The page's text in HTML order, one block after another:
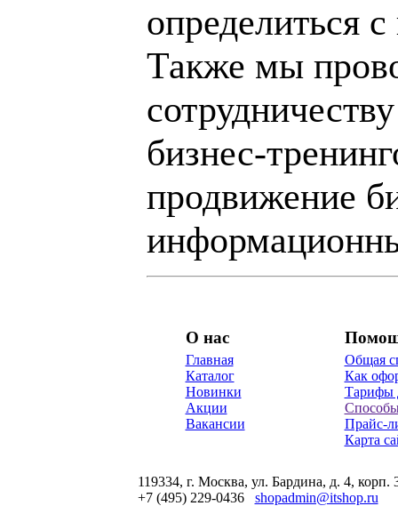
определиться
Также мы
бизнес-
продвижение
О нас
Главная
Каталог
Новинки
Акции
Вакансии
Общая
Как
Тарифы
Прайс-
Карта
119334, г. Москва, ул. Бардина, д. 4, корп.
+7 (495) 229-0436 shopadmin@itshop.ru